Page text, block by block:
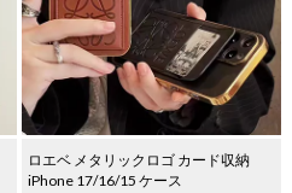
ロエベ メタリックロゴ カード収納
iPhone 17/16/15 ケース